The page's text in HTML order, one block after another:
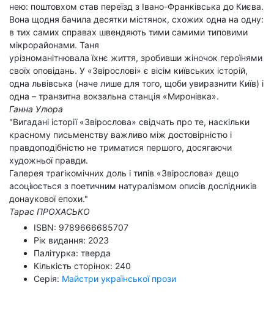
нею: поштовхом став переїзд з Івано-Франківська до Києва.
Вона щодня бачила десятки містянок, схожих одна на одну:
в тих самих справах швендяють тими самими типовими
мікрорайонами. Таня
урізноманітнювала їхнє життя, зробивши жіночок героїнями
своїх оповідань. У «Звірослові» є вісім київських історій,
одна львівська (наче лише для того, щоби увиразнити Київ) і
одна – транзитна вокзальна станція «Миронівка».
Ганна Улюра
"Вигадані історії «Звірослова» свідчать про те, наскільки
красному письменству важливо між достовірністю і
правдоподібністю не триматися першого, досягаючи
художньої правди.
Галерея трагікомічних доль і типів «Звірослова» дещо
асоціюється з поетичним натуралізмом описів дослідників
донаукової епохи."
Тарас ПРОХАСЬКО
ISBN: 9789666685707
Рік видання: 2023
Палітурка: тверда
Кількість сторінок: 240
Серія: Майстри української прози